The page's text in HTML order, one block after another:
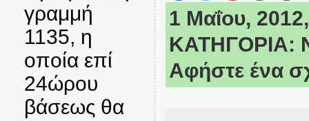
γραμμή
1135, η
οποία επί
24ώρου
βάσεως θα
1 Μαΐου,
ΚΑΤΗΓΟΡΙΑ:
Αφήστε ένα